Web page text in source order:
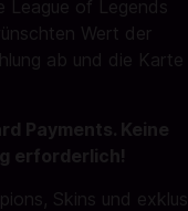
League of Legends
Wert der
ab und die Karte
Payments. Keine
erforderlich!
Skins und